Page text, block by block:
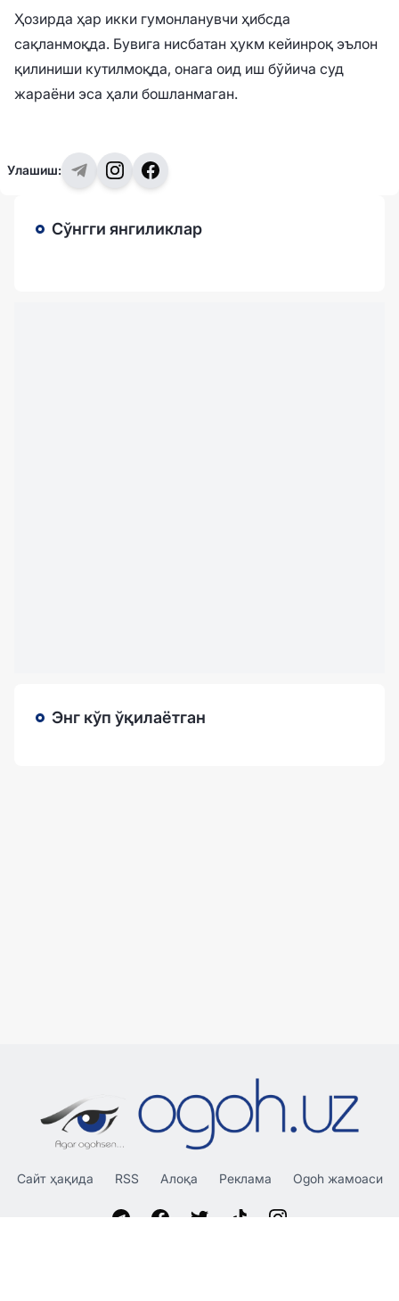
Ҳозирда ҳар икки гумонланувчи ҳибсда
сақланмоқда. Бувига нисбатан ҳукм кейинроқ эълон
қилиниши кутилмоқда, онага оид иш бўйича суд
жараёни эса ҳали бошланмаган.
Улашиш:
Сўнгги янгиликлар
Энг кўп ўқилаётган
Сайт ҳақида RSS Алоқа Реклама Ogoh жамоаси